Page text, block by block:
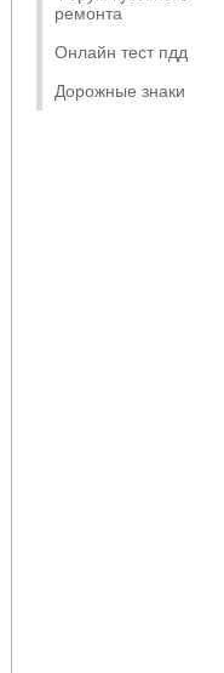
ремонта
Онлайн тест пдд
Дорожные знаки